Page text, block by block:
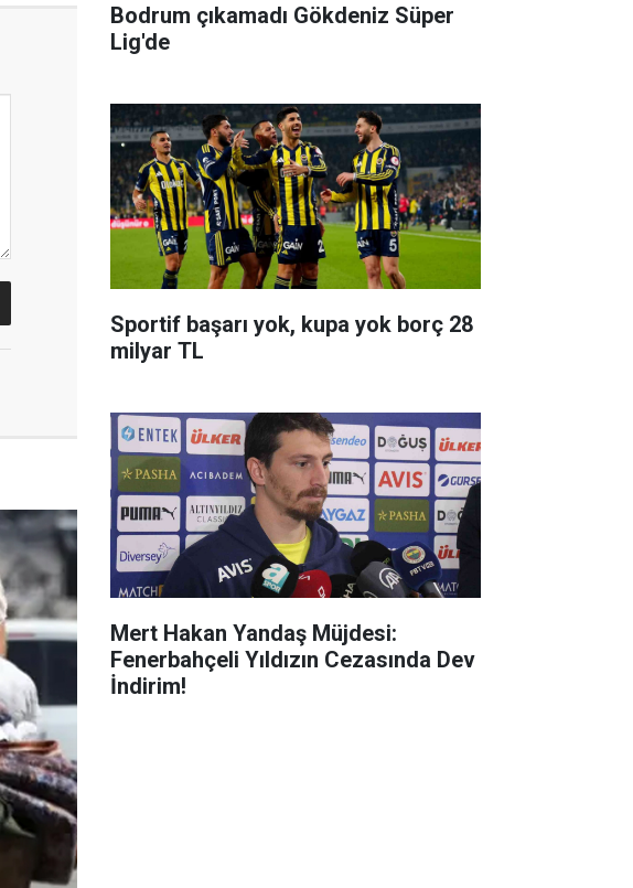
Bodrum çıkamadı Gökdeniz Süper
Lig'de
Sportif başarı yok, kupa yok borç 28
milyar TL
Mert Hakan Yandaş Müjdesi:
Fenerbahçeli Yıldızın Cezasında Dev
İndirim!